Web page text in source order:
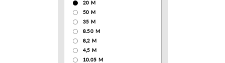
20 М
50 М
35 М
8.50 М
8,2 М
4,5 М
10.05 М